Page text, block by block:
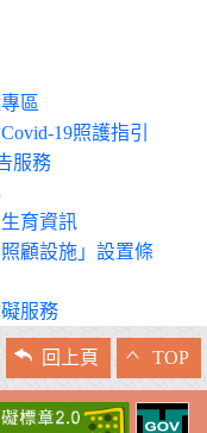
區
19照護指引
服務
育資訊
顧設施」設置條
服務
回上頁 TOP